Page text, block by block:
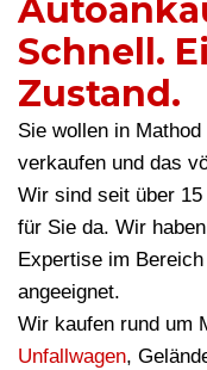
Schnell.
Zustand.
Sie wollen in
verkaufen und das
Wir sind seit über
für Sie da. Wir
Expertise im Bereich
angeeignet.
Wir kaufen rund um
Unfallwagen,